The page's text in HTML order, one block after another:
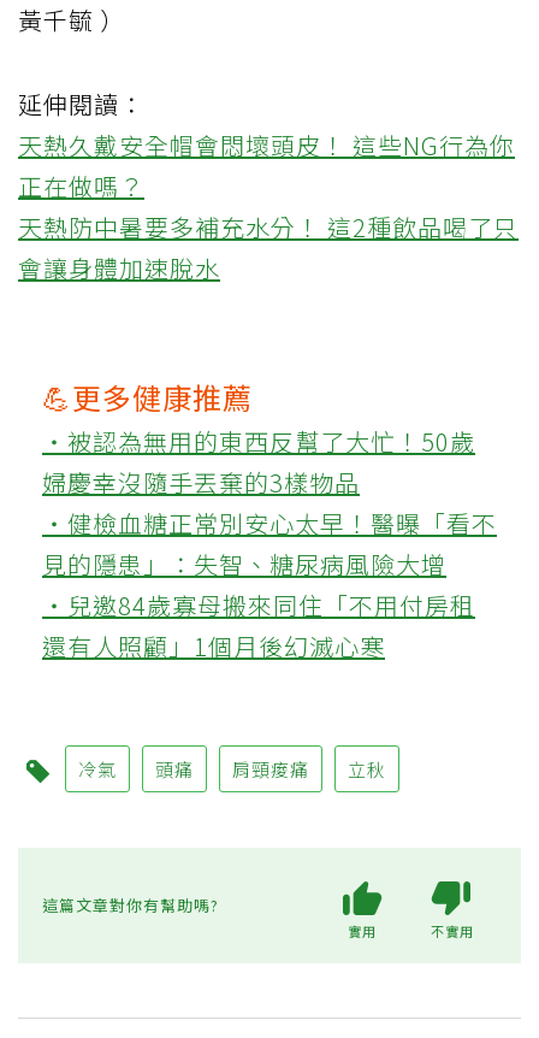
黃千毓 ）
延伸閱讀：
天熱久戴安全帽會悶壞頭皮！ 這些NG行為你
正在做嗎？
天熱防中暑要多補充水分！ 這2種飲品喝了只
會讓身體加速脫水
💪更多健康推薦
‧被認為無用的東西反幫了大忙！50歲
婦慶幸沒隨手丟棄的3樣物品
‧健檢血糖正常別安心太早！醫曝「看不
見的隱患」：失智、糖尿病風險大增
‧兒邀84歲寡母搬來同住「不用付房租
還有人照顧」1個月後幻滅心寒
冷氣 頭痛 肩頸痠痛 立秋
這篇文章對你有幫助嗎?
實用 不實用